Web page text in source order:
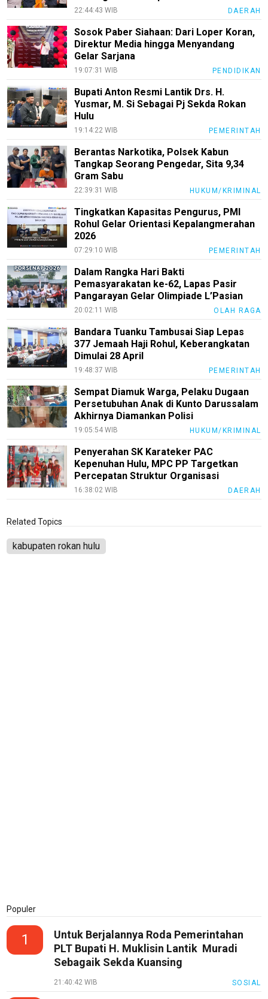
22:44:43 WIB DAERAH
Sosok Paber Siahaan: Dari Loper Koran,
Direktur Media hingga Menyandang
Gelar Sarjana
19:07:31 WIB PENDIDIKAN
Bupati Anton Resmi Lantik Drs. H.
Yusmar, M. Si Sebagai Pj Sekda Rokan
Hulu
19:14:22 WIB PEMERINTAH
Berantas Narkotika, Polsek Kabun
Tangkap Seorang Pengedar, Sita 9,34
Gram Sabu
22:39:31 WIB HUKUM/KRIMINAL
Tingkatkan Kapasitas Pengurus, PMI
Rohul Gelar Orientasi Kepalangmerahan
2026
07:29:10 WIB PEMERINTAH
Dalam Rangka Hari Bakti
Pemasyarakatan ke-62, Lapas Pasir
Pangarayan Gelar Olimpiade L’Pasian
20:02:11 WIB OLAH RAGA
Bandara Tuanku Tambusai Siap Lepas
377 Jemaah Haji Rohul, Keberangkatan
Dimulai 28 April
19:48:37 WIB PEMERINTAH
Sempat Diamuk Warga, Pelaku Dugaan
Persetubuhan Anak di Kunto Darussalam
Akhirnya Diamankan Polisi
19:05:54 WIB HUKUM/KRIMINAL
Penyerahan SK Karateker PAC
Kepenuhan Hulu, MPC PP Targetkan
Percepatan Struktur Organisasi
16:38:02 WIB DAERAH
Related Topics
kabupaten rokan hulu
Populer
1
Untuk Berjalannya Roda Pemerintahan
PLT Bupati H. Muklisin Lantik Muradi
Sebagaik Sekda Kuansing
21:40:42 WIB SOSIAL